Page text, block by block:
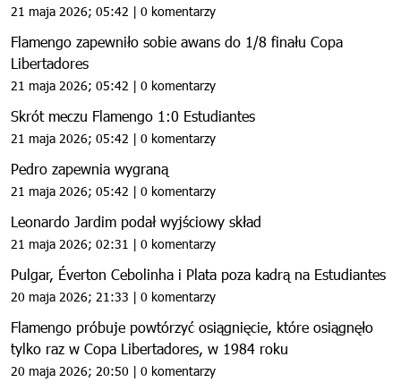
21 maja 2026; 05:42 | 0 komentarzy
Flamengo zapewniło sobie awans do 1/8 finału Copa
Libertadores
21 maja 2026; 05:42 | 0 komentarzy
Skrót meczu Flamengo 1:0 Estudiantes
21 maja 2026; 05:42 | 0 komentarzy
Pedro zapewnia wygraną
21 maja 2026; 05:42 | 0 komentarzy
Leonardo Jardim podał wyjściowy skład
21 maja 2026; 02:31 | 0 komentarzy
Pulgar, Éverton Cebolinha i Plata poza kadrą na Estudiantes
20 maja 2026; 21:33 | 0 komentarzy
Flamengo próbuje powtórzyć osiągnięcie, które osiągnęło
tylko raz w Copa Libertadores, w 1984 roku
20 maja 2026; 20:50 | 0 komentarzy